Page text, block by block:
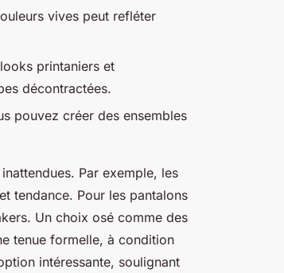
vives peut refléter
printaniers et
décontractées.
pouvez créer des ensembles
Par exemple, les
tendance. Pour les pantalons
Un choix osé comme des
tenue formelle, à condition
intéressante, soulignant